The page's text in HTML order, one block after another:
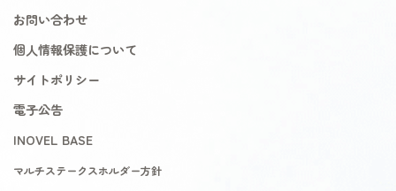
お問い合わせ
個人情報保護について
サイトポリシー
電子公告
INOVEL BASE
マルチステークスホルダー方針